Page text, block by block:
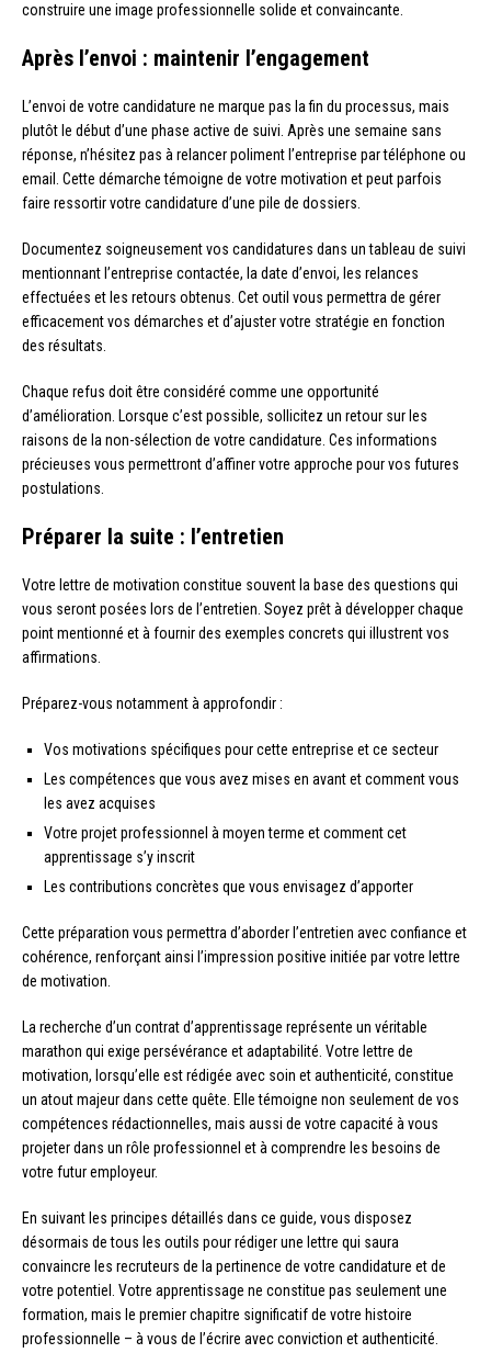
construire une image professionnelle solide et convaincante.
Après l’envoi : maintenir l’engagement
L’envoi de votre candidature ne marque pas la fin du processus, mais
plutôt le début d’une phase active de suivi. Après une semaine sans
réponse, n’hésitez pas à relancer poliment l’entreprise par téléphone ou
email. Cette démarche témoigne de votre motivation et peut parfois
faire ressortir votre candidature d’une pile de dossiers.
Documentez soigneusement vos candidatures dans un tableau de suivi
mentionnant l’entreprise contactée, la date d’envoi, les relances
effectuées et les retours obtenus. Cet outil vous permettra de gérer
efficacement vos démarches et d’ajuster votre stratégie en fonction
des résultats.
Chaque refus doit être considéré comme une opportunité
d’amélioration. Lorsque c’est possible, sollicitez un retour sur les
raisons de la non-sélection de votre candidature. Ces informations
précieuses vous permettront d’affiner votre approche pour vos futures
postulations.
Préparer la suite : l’entretien
Votre lettre de motivation constitue souvent la base des questions qui
vous seront posées lors de l’entretien. Soyez prêt à développer chaque
point mentionné et à fournir des exemples concrets qui illustrent vos
affirmations.
Préparez-vous notamment à approfondir :
Vos motivations spécifiques pour cette entreprise et ce secteur
Les compétences que vous avez mises en avant et comment vous
les avez acquises
Votre projet professionnel à moyen terme et comment cet
apprentissage s’y inscrit
Les contributions concrètes que vous envisagez d’apporter
Cette préparation vous permettra d’aborder l’entretien avec confiance et
cohérence, renforçant ainsi l’impression positive initiée par votre lettre
de motivation.
La recherche d’un contrat d’apprentissage représente un véritable
marathon qui exige persévérance et adaptabilité. Votre lettre de
motivation, lorsqu’elle est rédigée avec soin et authenticité, constitue
un atout majeur dans cette quête. Elle témoigne non seulement de vos
compétences rédactionnelles, mais aussi de votre capacité à vous
projeter dans un rôle professionnel et à comprendre les besoins de
votre futur employeur.
En suivant les principes détaillés dans ce guide, vous disposez
désormais de tous les outils pour rédiger une lettre qui saura
convaincre les recruteurs de la pertinence de votre candidature et de
votre potentiel. Votre apprentissage ne constitue pas seulement une
formation, mais le premier chapitre significatif de votre histoire
professionnelle – à vous de l’écrire avec conviction et authenticité.